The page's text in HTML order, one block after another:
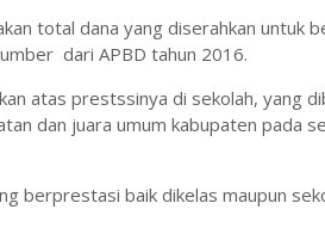
total dana yang diserahkan untuk
dari APBD tahun 2016.
atas prestssinya di sekolah, yang
dan juara umum kabupaten pada
berprestasi baik dikelas maupun